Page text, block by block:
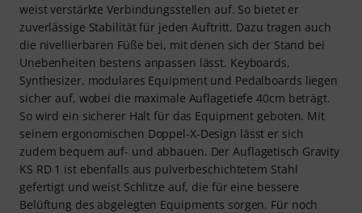
weist verstärkte Verbindungsstellen auf. So bietet er
zuverlässige Stabilität für jeden Auftritt. Dazu tragen auch
die nivellierbaren Füße bei, mit denen sich der Stand bei
Unebenheiten bestens anpassen lässt. Keyboards,
Synthesizer, modulares Equipment und Pedalboards liegen
sicher auf, wobei die maximale Auflagetiefe 40cm beträgt.
So wird ein sicherer Halt für das Equipment geboten. Mit
seinem ergonomischen Doppel-X-Design lässt er sich
zudem bequem auf- und abbauen. Der Auflagetisch Gravity
KS RD 1 ist ebenfalls aus pulverbeschichtetem Stahl
gefertigt und weist Schlitze auf, die für eine bessere
Belüftung des abgelegten Equipments sorgen. Für noch